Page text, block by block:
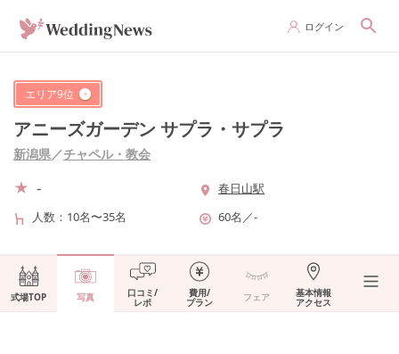
ログイン
エリア9位
アニーズガーデン サプラ・サプラ
新潟県／チャペル・教会
-
春日山駅
人数
10名〜35名 60名 ／-
式場TOP 写真 口コミ/
レポ
費用/
プラン フェア 基本情報
アクセス